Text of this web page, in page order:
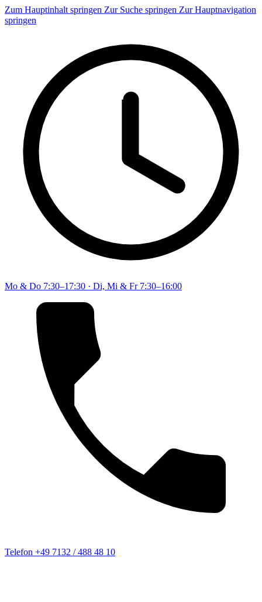
Zum Hauptinhalt springen Zur Suche springen Zur Hauptnavigation
springen
Mo & Do 7:30–17:30 · Di, Mi & Fr 7:30–16:00
Telefon +49 7132 / 488 48 10